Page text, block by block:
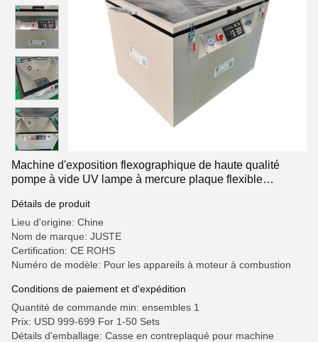
Machine d'exposition flexographique de haute qualité
pompe à vide UV lampe à mercure plaque flexible
Détails de produit
Lieu d'origine: Chine
Nom de marque: JUSTE
Certification: CE ROHS
Numéro de modèle: Pour les appareils à moteur à combustion
Conditions de paiement et d'expédition
Quantité de commande min: ensembles 1
Prix: USD 999-699 For 1-50 Sets
Détails d'emballage: Casse en contreplaqué pour machine